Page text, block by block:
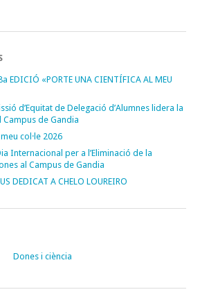
EDICIÓ «PORTE UNA CIENTÍFICA AL MEU
d’Equitat de Delegació d’Alumnes lidera la
de Gandia
col·le 2026
Internacional per a l’Eliminació de la
al Campus de Gandia
DEDICAT A CHELO LOUREIRO
Dones i ciència